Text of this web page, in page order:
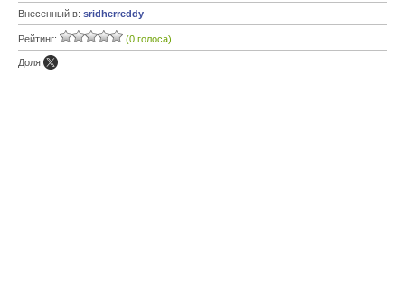
Внесенный в: sridherreddy
Рейтинг: (0 голоса)
Доля: